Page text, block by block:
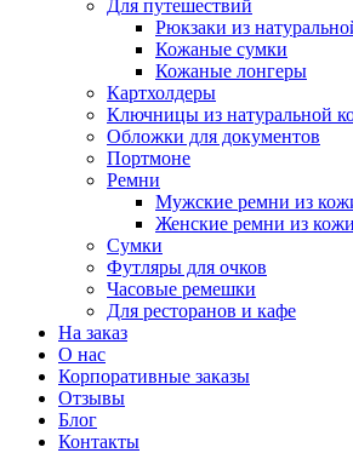
Для путешествий
Рюкзаки из
Кожаные сумки
Кожаные лонгеры
Картхолдеры
Ключницы из натуральной
Обложки для документов
Портмоне
Ремни
Мужские ремни из
Женские ремни из кожи
Сумки
Футляры для очков
Часовые ремешки
Для ресторанов и кафе
На заказ
О нас
Корпоративные заказы
Отзывы
Блог
Контакты